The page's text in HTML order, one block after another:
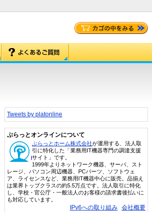
Tweets by platonline
ぷらっとオンラインについて
ぷらっとホーム株式会社が運用する、法人取
引に特化した「業務用IT機器専門の調達支援
サイト」です。
1999年よりネットワーク機器、サーバ、スト
レージ、パソコン周辺機器、PCパーツ、ソフトウェ
ア、ライセンスなど、業務用IT機器中心に販売。品揃え
は業界トップクラスの約5.5万点です。法人取引に特化
し、学校・官公庁・一般法人のお客様の請求書後払いに
も対応しています。
IPv6への取り組み 会社概要